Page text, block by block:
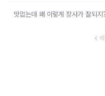
맛없는데 왜 이렇게 장사가 잘되